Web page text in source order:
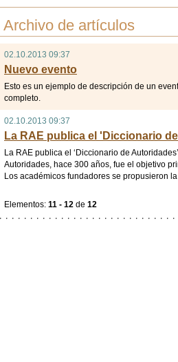
Archivo de artículos
02.10.2013 09:37
Nuevo evento
Esto es un ejemplo de descripción de un
completo.
02.10.2013 09:37
La RAE publica el 'Diccionario
La RAE publica el ‘Diccionario de
Autoridades, hace 300 años, fue el objetivo
Los académicos fundadores se propusieron
Elementos: 11 - 12 de 12